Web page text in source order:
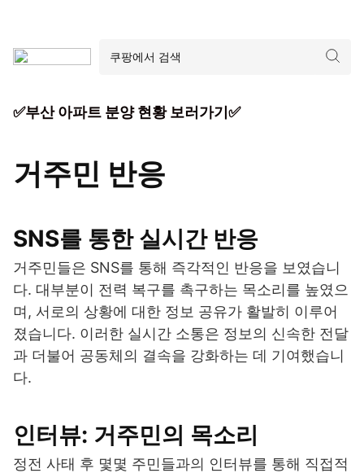
✅부산 아파트 분양 현황 보러가기✅
거주민 반응
SNS를 통한 실시간 반응
거주민들은 SNS를 통해 즉각적인 반응을 보였습니
다. 대부분이 전력 복구를 촉구하는 목소리를 높였으
며, 서로의 상황에 대한 정보 공유가 활발히 이루어
졌습니다. 이러한 실시간 소통은 정보의 신속한 전달
과 더불어 공동체의 결속을 강화하는 데 기여했습니
다.
인터뷰: 거주민의 목소리
정전 사태 후 몇몇 주민들과의 인터뷰를 통해 직접적